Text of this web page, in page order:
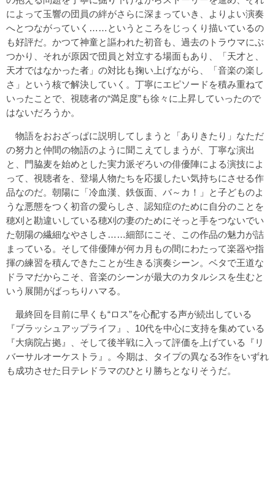
によって玉響の団員の絆がさらに深まっていき、よりよい演奏
へとつながっていく……というところをじっくり描いているの
も好評だ。かつて神童と謳われた初音も、過去のトラウマにぶ
つかり、それが原因で団員と対立する場面もあり、「天才と、
天才ではなかった者」の対比も掬い上げながら、「音楽の楽し
さ」という核で解決していく。丁寧にエピソードを積み重ねて
いったことで、視聴者の“満足度”も徐々に上昇していったので
はないだろうか。
物語をおおざっぱに説明してしまうと「ありきたり」なただ
の努力と仲間の物語のように聞こえてしまうが、丁寧な演出
と、門脇麦を始めとした実力派ぞろいの俳優陣による演技によ
って、視聴者を、登場人物たちを応援したい気持ちにさせる作
品なのだ。朝陽に「冷血漢、鉄仮面、バ～カ！」と子どものよ
うな悪態をつく初音の愛らしさ、認知症のために自分のことを
穂刈と勘違いしている穂刈の妻のためにそっと手をつないでい
た朝陽の繊細なやさしさ……細部にこそ、この作品の魅力が詰
まっている。そして俳優陣が何カ月もの間にわたって楽器や指
揮の練習を積んできたことが生きる演奏シーン。ベタで王道な
ドラマだからこそ、音楽のシーンが最大のカタルシスを生むと
いう展開がばっちりハマる。
最終回を目前に早くも“ロス”を心配する声が続出している
『ブラッシュアップライフ』、10代を中心に支持を集めている
『大病院占拠』、そして後半戦に入って評価を上げている『リ
バーサルオーケストラ』。今期は、タイプの異なる3作をいずれ
も成功させた日テレドラマのひとり勝ちとなりそうだ。